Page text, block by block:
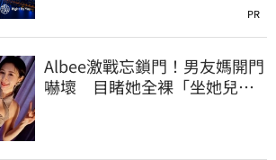
PR
Albee激戰忘鎖門！男友媽開門
嚇壞 目睹她全裸「坐她兒子